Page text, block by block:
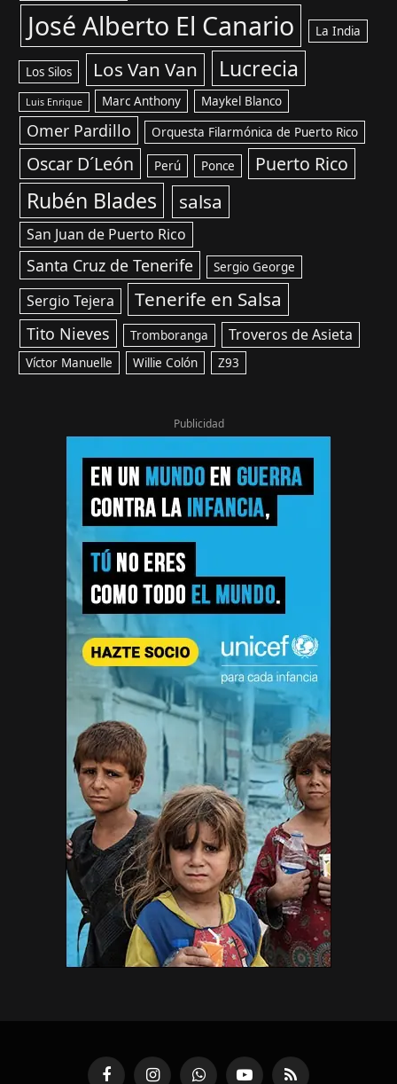
José Alberto El Canario La India
Los Silos Los Van Van Lucrecia
Luis Enrique Marc Anthony Maykel Blanco
Omer Pardillo Orquesta Filarmónica de Puerto Rico
Oscar D´León Perú Ponce Puerto Rico
Rubén Blades salsa
San Juan de Puerto Rico
Santa Cruz de Tenerife Sergio George
Sergio Tejera Tenerife en Salsa
Tito Nieves Tromboranga Troveros de Asieta
Víctor Manuelle Willie Colón Z93
Publicidad